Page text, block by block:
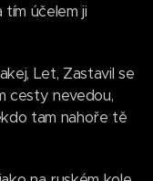
účelem ji
Let, Zastavil se
cesty nevedou,
tam nahoře tě